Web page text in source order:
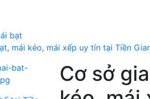
bạt
mái kéo, mái xếp uy tín tại Tiền
Cơ sở